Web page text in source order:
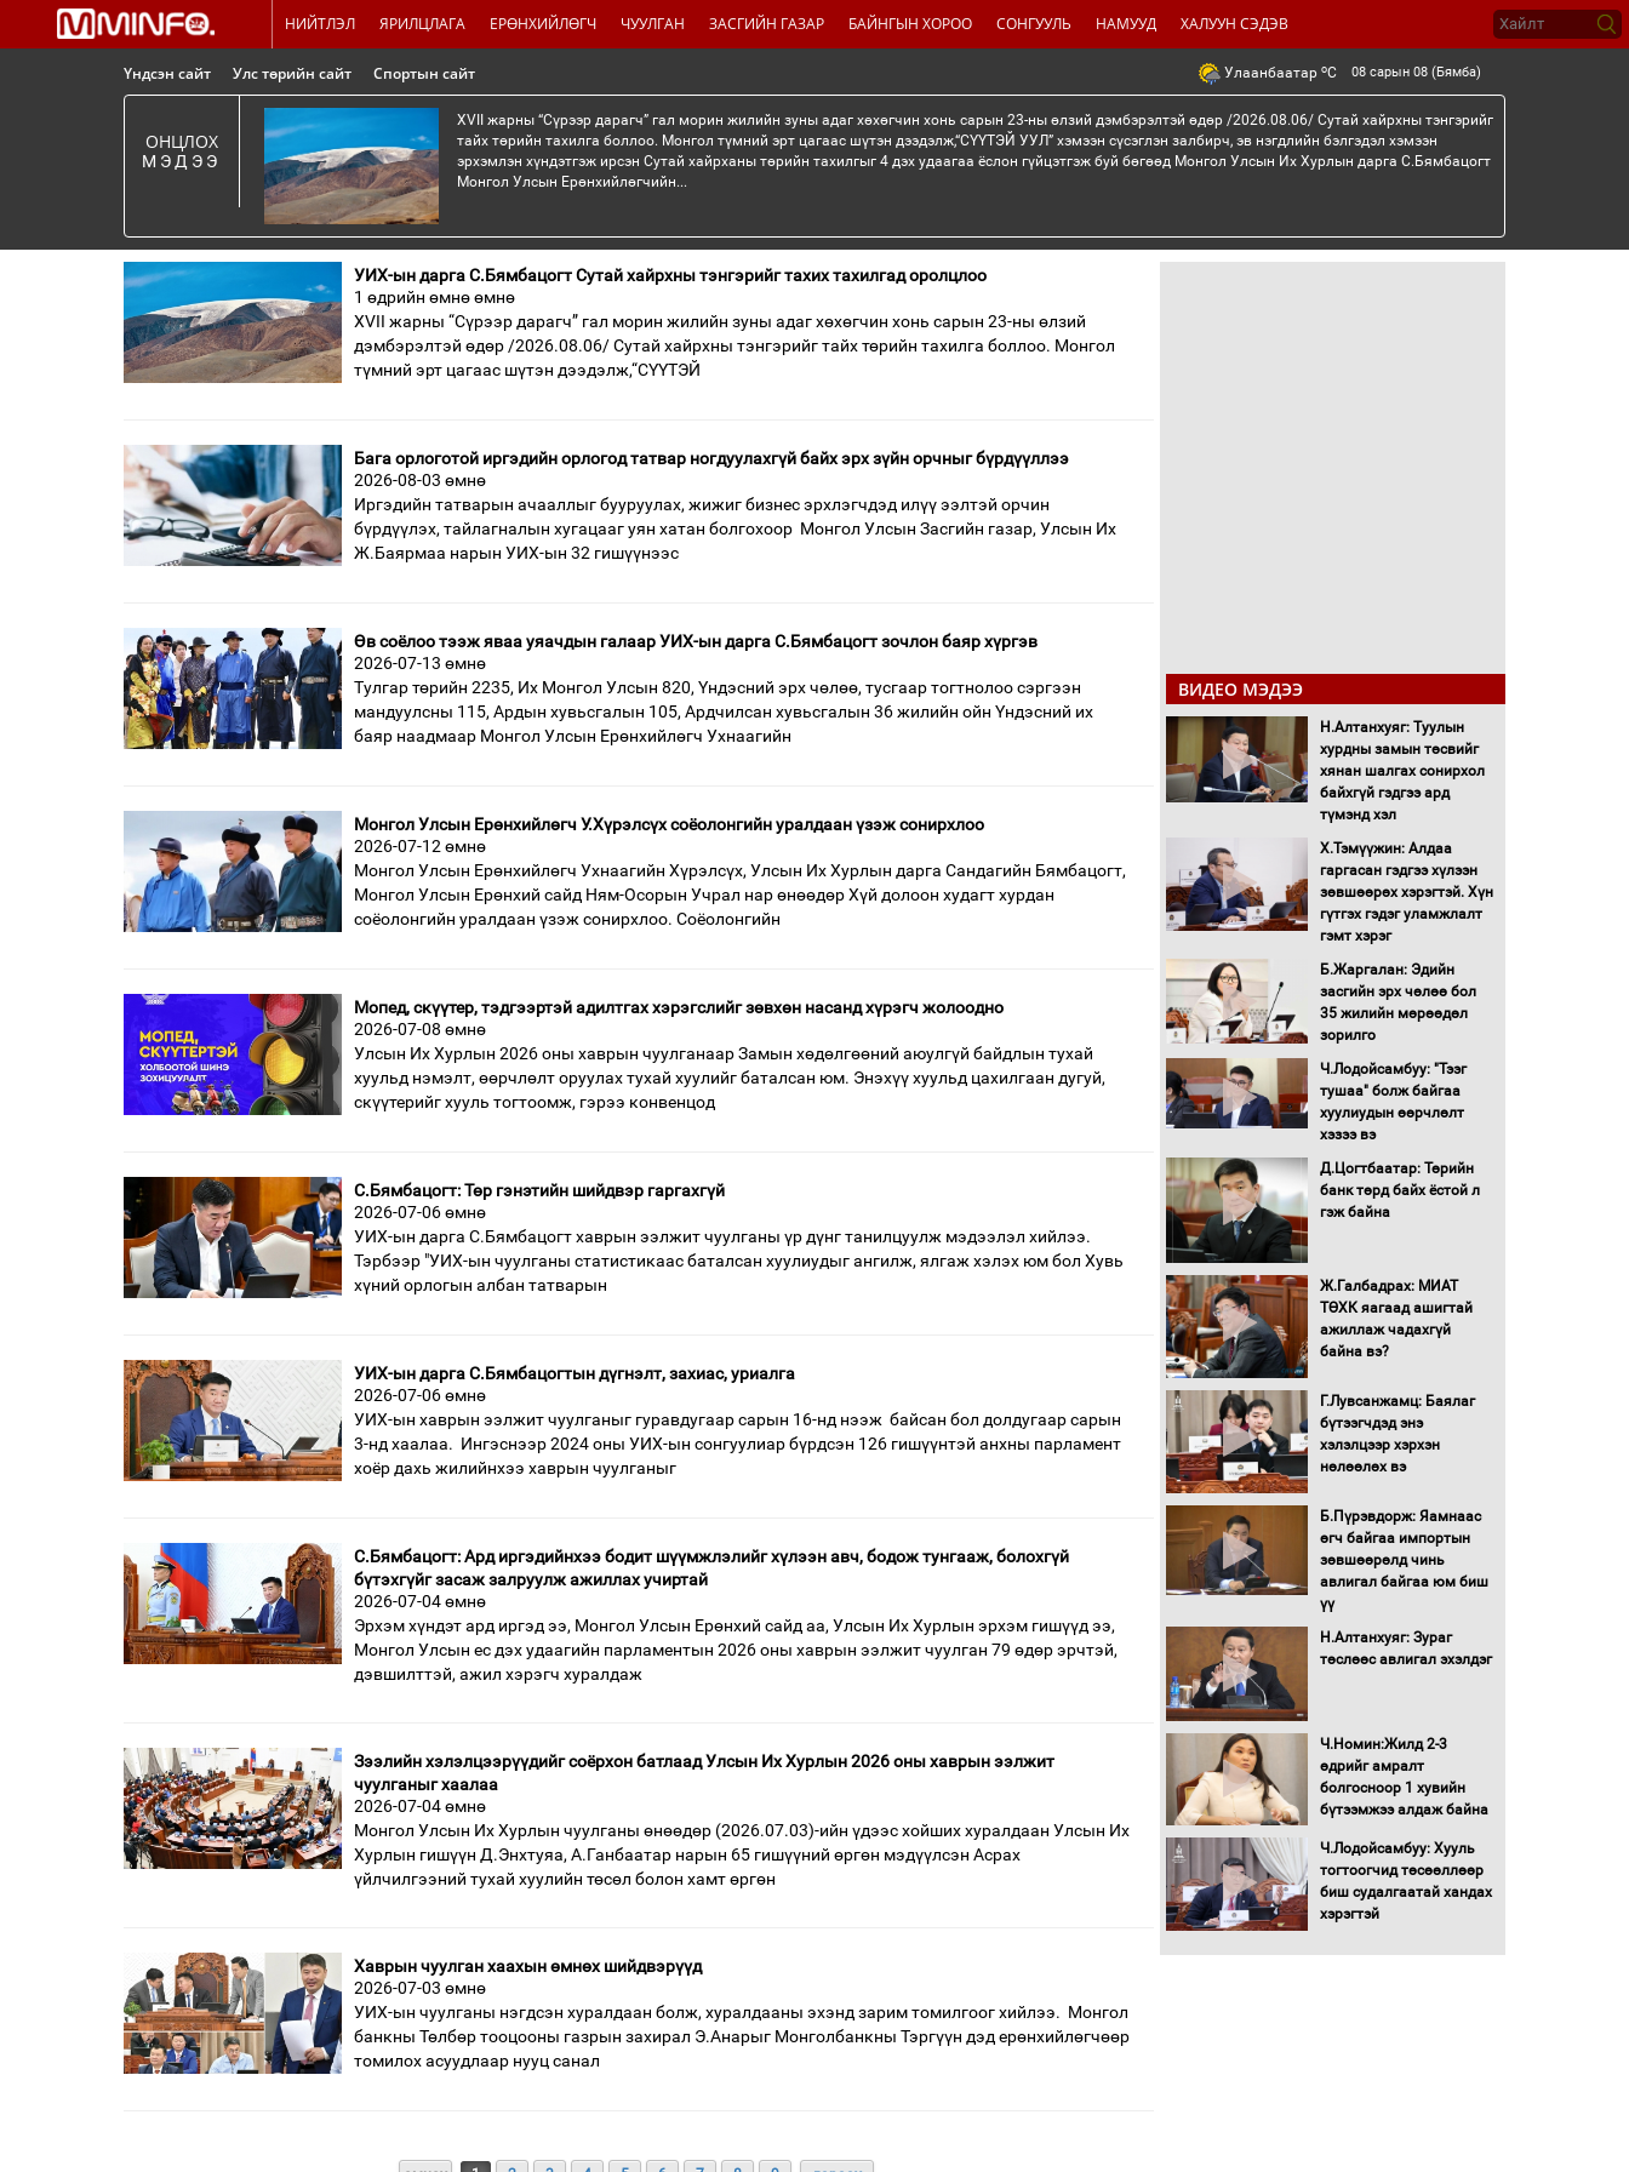
НИЙТЛЭЛ ЯРИЛЦЛАГА ЕРӨНХИЙЛӨГЧ ЧУУЛГАН ЗАСГИЙН ГАЗАР БАЙНГЫН ХОРОО СОНГУУЛЬ НАМУУД ХАЛУУН СЭДЭВ
Үндсэн сайт Улс төрийн сайт Спортын сайт Улаанбаатар oC 08 сарын 08 (Бямба)
ОНЦЛОХ
МЭДЭЭ
XVII жарны “Сүрээр дарагч” гал морин жилийн зуны адаг хөхөгчин хонь сарын 23-ны өлзий дэмбэрэлтэй өдөр /2026.08.06/ Сутай хайрхны тэнгэрийг
тайх төрийн тахилга боллоо. Монгол түмний эрт цагаас шүтэн дээдэлж,“СҮҮТЭЙ УУЛ” хэмээн сүсэглэн залбирч, эв нэгдлийн бэлгэдэл хэмээн
эрхэмлэн хүндэтгэж ирсэн Сутай хайрханы төрийн тахилгыг 4 дэх удаагаа ёслон гүйцэтгэж буй бөгөөд Монгол Улсын Их Хурлын дарга С.Бямбацогт
Монгол Улсын Ерөнхийлөгчийн...
УИХ-ын дарга С.Бямбацогт Сутай хайрхны тэнгэрийг тахих тахилгад оролцлоо
1 өдрийн өмнө өмнө
XVII жарны “Сүрээр дарагч” гал морин жилийн зуны адаг хөхөгчин хонь сарын 23-ны өлзий
дэмбэрэлтэй өдөр /2026.08.06/ Сутай хайрхны тэнгэрийг тайх төрийн тахилга боллоо. Монгол
түмний эрт цагаас шүтэн дээдэлж,“СҮҮТЭЙ
Бага орлоготой иргэдийн орлогод татвар ногдуулахгүй байх эрх зүйн орчныг бүрдүүллээ
2026-08-03 өмнө
Иргэдийн татварын ачааллыг бууруулах, жижиг бизнес эрхлэгчдэд илүү ээлтэй орчин
бүрдүүлэх, тайлагналын хугацааг уян хатан болгохоор Монгол Улсын Засгийн газар, Улсын Их
Ж.Баярмаа нарын УИХ-ын 32 гишүүнээс
Өв соёлоо тээж яваа уяачдын галаар УИХ-ын дарга С.Бямбацогт зочлон баяр хүргэв
2026-07-13 өмнө
Тулгар төрийн 2235, Их Монгол Улсын 820, Үндэсний эрх чөлөө, тусгаар тогтнолоо сэргээн
мандуулсны 115, Ардын хувьсгалын 105, Ардчилсан хувьсгалын 36 жилийн ойн Үндэсний их
баяр наадмаар Монгол Улсын Ерөнхийлөгч Ухнаагийн
Монгол Улсын Ерөнхийлөгч У.Хүрэлсүх соёолонгийн уралдаан үзэж сонирхлоо
2026-07-12 өмнө
Монгол Улсын Ерөнхийлөгч Ухнаагийн Хүрэлсүх, Улсын Их Хурлын дарга Сандагийн Бямбацогт,
Монгол Улсын Ерөнхий сайд Ням-Осорын Учрал нар өнөөдөр Хүй долоон худагт хурдан
соёолонгийн уралдаан үзэж сонирхлоо. Соёолонгийн
Мопед, скүүтер, тэдгээртэй адилтгах хэрэгслийг зөвхөн насанд хүрэгч жолоодно
2026-07-08 өмнө
Улсын Их Хурлын 2026 оны хаврын чуулганаар Замын хөдөлгөөний аюулгүй байдлын тухай
хуульд нэмэлт, өөрчлөлт оруулах тухай хуулийг баталсан юм. Энэхүү хуульд цахилгаан дугуй,
скүүтерийг хууль тогтоомж, гэрээ конвенцод
С.Бямбацогт: Төр гэнэтийн шийдвэр гаргахгүй
2026-07-06 өмнө
УИХ-ын дарга С.Бямбацогт хаврын ээлжит чуулганы үр дүнг танилцуулж мэдээлэл хийлээ.
Тэрбээр "УИХ-ын чуулганы статистикаас баталсан хуулиудыг ангилж, ялгаж хэлэх юм бол Хувь
хүний орлогын албан татварын
УИХ-ын дарга С.Бямбацогтын дүгнэлт, захиас, уриалга
2026-07-06 өмнө
УИХ-ын хаврын ээлжит чуулганыг гуравдугаар сарын 16-нд нээж байсан бол долдугаар сарын
3-нд хаалаа. Ингэснээр 2024 оны УИХ-ын сонгуулиар бүрдсэн 126 гишүүнтэй анхны парламент
хоёр дахь жилийнхээ хаврын чуулганыг
С.Бямбацогт: Ард иргэдийнхээ бодит шүүмжлэлийг хүлээн авч, бодож тунгааж, болохгүй
бүтэхгүйг засаж залруулж ажиллах учиртай
2026-07-04 өмнө
Эрхэм хүндэт ард иргэд ээ, Монгол Улсын Ерөнхий сайд аа, Улсын Их Хурлын эрхэм гишүүд ээ,
Монгол Улсын ес дэх удаагийн парламентын 2026 оны хаврын ээлжит чуулган 79 өдөр эрчтэй,
дэвшилттэй, ажил хэрэгч хуралдаж
Зээлийн хэлэлцээрүүдийг соёрхон батлаад Улсын Их Хурлын 2026 оны хаврын ээлжит
чуулганыг хаалаа
2026-07-04 өмнө
Монгол Улсын Их Хурлын чуулганы өнөөдөр (2026.07.03)-ийн үдээс хойших хуралдаан Улсын Их
Хурлын гишүүн Д.Энхтуяа, А.Ганбаатар нарын 65 гишүүний өргөн мэдүүлсэн Асрах
үйлчилгээний тухай хуулийн төсөл болон хамт өргөн
Хаврын чуулган хаахын өмнөх шийдвэрүүд
2026-07-03 өмнө
УИХ-ын чуулганы нэгдсэн хуралдаан болж, хуралдааны эхэнд зарим томилгоог хийлээ. Монгол
банкны Төлбөр тооцооны газрын захирал Э.Анарыг Монголбанкны Тэргүүн дэд ерөнхийлөгчөөр
томилох асуудлаар нууц санал
ВИДЕО МЭДЭЭ
Н.Алтанхуяг: Туулын
хурдны замын төсвийг
хянан шалгах сонирхол
байхгүй гэдгээ ард
түмэнд хэл
Х.Тэмүүжин: Алдаа
гаргасан гэдгээ хүлээн
зөвшөөрөх хэрэгтэй. Хүн
гүтгэх гэдэг уламжлалт
гэмт хэрэг
Б.Жаргалан: Эдийн
засгийн эрх чөлөө бол
35 жилийн мөрөөдөл
зорилго
Ч.Лодойсамбуу: "Тээг
тушаа" болж байгаа
хуулиудын өөрчлөлт
хэзээ вэ
Д.Цогтбаатар: Төрийн
банк төрд байх ёстой л
гэж байна
Ж.Галбадрах: МИАТ
ТӨХК яагаад ашигтай
ажиллаж чадахгүй
байна вэ?
Г.Лувсанжамц: Баялаг
бүтээгчдэд энэ
хэлэлцээр хэрхэн
нөлөөлөх вэ
Б.Пүрэвдорж: Яамнаас
өгч байгаа импортын
зөвшөөрөлд чинь
авлигал байгаа юм биш
үү
Н.Алтанхуяг: Зураг
төслөөс авлигал эхэлдэг
Ч.Номин:Жилд 2-3
өдрийг амралт
болгосноор 1 хувийн
бүтээмжээ алдаж байна
Ч.Лодойсамбуу: Хууль
тогтоогчид төсөөллөөр
биш судалгаатай хандах
хэрэгтэй